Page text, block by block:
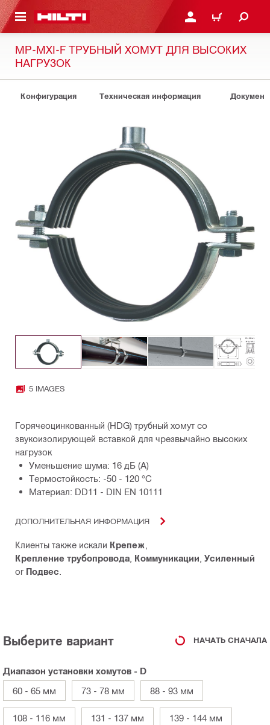
КОНТЕНТУ ВОЙДИТЕ В СВОЮ
КОРЗИНА
MP-MXI-F ТРУБНЫЙ ХОМУТ ДЛЯ ВЫСОКИХ
НАГРУЗОК
Конфигурация Техническая информация
5 IMAGES
Горячеоцинкованный (HDG) трубный хомут со
звукоизолирующей вставкой для чрезвычайно высоких
нагрузок
Уменьшение шума: 16 дБ (А)
Термостойкость: -50 - 120 °C
Материал: DD11 - DIN EN 10111
ДОПОЛНИТЕЛЬНАЯ ИНФОРМАЦИЯ
Клиенты также искали Крепеж
Крепление трубопровода Коммуникации Усиленный
or Подвес
Выберите вариант НАЧАТЬ СНАЧАЛА
Диапазон установки хомутов - D
60 - 65 мм
73 - 78 мм 88 - 93 мм
108 - 116 мм 131 - 137 мм 139 - 144 мм